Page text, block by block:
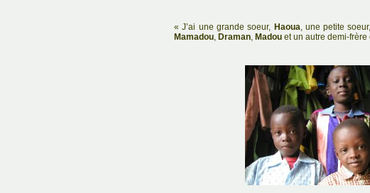
« J’ai une grande soeur, Haoua, une petite soeur,
Mamadou, Draman, Madou et un autre demi-frère